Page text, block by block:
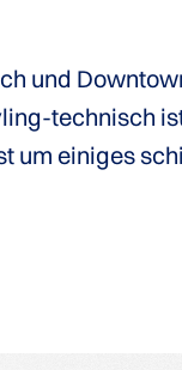
und
technisch
um einiges